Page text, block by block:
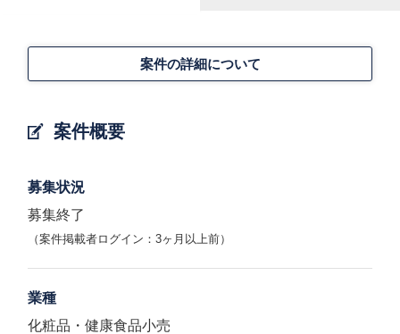
案件概要
案件の詳細について
募集状況
募集終了
（案件掲載者ログイン：3ヶ月以上前）
業種
化粧品・健康食品小売